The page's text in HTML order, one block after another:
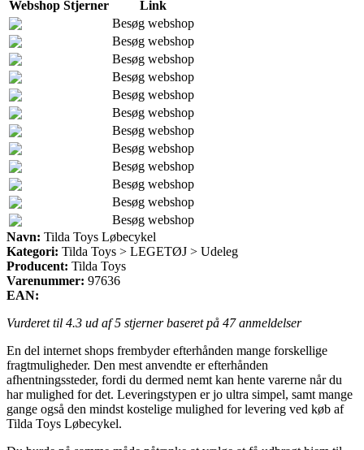
Webshop Stjerner
Link
Besøg webshop
Besøg webshop
Besøg webshop
Besøg webshop
Besøg webshop
Besøg webshop
Besøg webshop
Besøg webshop
Besøg webshop
Besøg webshop
Besøg webshop
Besøg webshop
Navn: Tilda Toys Løbecykel
Kategori: Tilda Toys > LEGETØJ > Udeleg
Producent: Tilda Toys
Varenummer: 97636
EAN:
Vurderet til 4.3 ud af 5 stjerner baseret på 47anmeldelser
En del internet shops frembyder efterhånden mange forskellige
fragtmuligheder. Den mest anvendte er efterhånden
afhentningssteder, fordi du dermed nemt kan hente varerne når du
har mulighed for det. Leveringstypen er jo ultra simpel, samt mange
gange også den mindst kostelige mulighed for levering ved køb af
Tilda Toys Løbecykel.